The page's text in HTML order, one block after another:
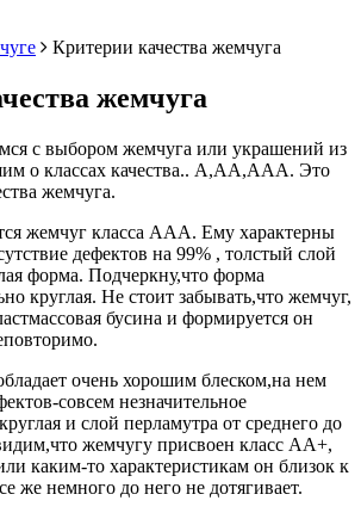
Критерии качества жемчуга
жемчуга
с выбором жемчуга или украшений из
о классах качества.. А,АА,ААА. Это
жемчуга.
жемчуг класса ААА. Ему характерны
дефектов на 99% , толстый слой
форма. Подчеркну,что форма
круглая. Не стоит забывать,что жемчуг,
бусина и формируется он
очень хорошим блеском,на нем
совсем незначительное
и слой перламутра от среднего до
жемчугу присвоен класс АА+,
каким-то характеристикам он близок к
немного до него не дотягивает.